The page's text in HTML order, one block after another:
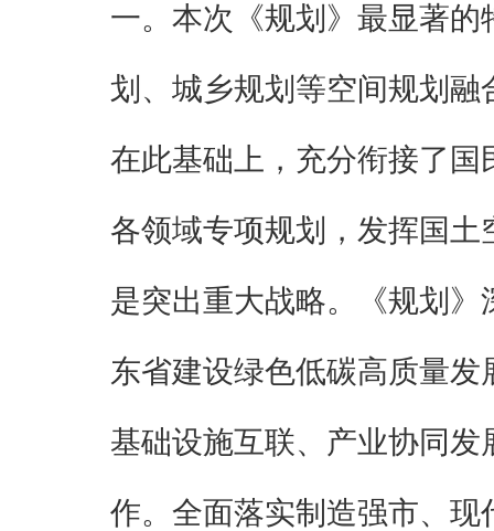
一。本次《规划》最显著
划、城乡规划等空间规划融
在此基础上，充分衔接了国
各领域专项规划，发挥国
是突出重大战略。《规划
东省建设绿色低碳高质量
基础设施互联、产业协同
作。全面落实制造强市、现